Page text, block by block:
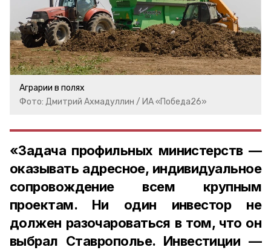
Аграрии в полях
Фото: Дмитрий Ахмадуллин / ИА «Победа26»
«Задача профильных министерств —
оказывать адресное, индивидуальное
сопровождение всем крупным
проектам. Ни один инвестор не
должен разочароваться в том, что он
выбрал Ставрополье. Инвестиции —